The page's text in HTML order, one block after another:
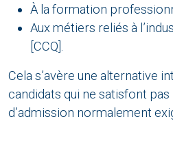
À la formation
Aux métiers reliés à
[CCQ].
Cela s’avère une alternative
candidats qui ne satisfont
d’admission normalement